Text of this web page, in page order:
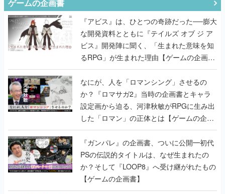
ゲームの企画書
『アビス』は、ひとつの奇跡だった──膨大
な開発資料とともに『テイルズ オブ ジ ア
ビス』開発陣に聞く、「生まれた意味を知
るRPG」が生まれた理由【ゲームの企画
書】
なにが、人を「ロマンシング」させるの
か？『ロマサガ2』当時の企画書とキャラ
設定画から迫る、河津秋敏がRPGに生み出
した「ロマン」の正体とは【ゲームの企画
書】
『ガンパレ』の企画書、ついに公開━初代
PSの伝説的タイトルは、なぜ生まれたの
か？そして『LOOP8』へ受け継がれたもの
【ゲームの企画書】